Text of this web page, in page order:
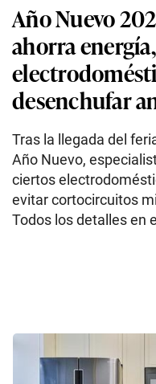
Año Nuevo
ahorra
desenchufar
Tras la llegada del
Año Nuevo,
ciertos
evitar cortocircuitos
Todos los detalles en